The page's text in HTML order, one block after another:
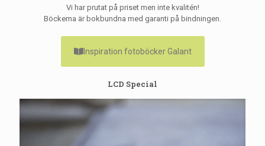
Vi har prutat på priset men inte kvalitén!
Böckerna är bokbundna med garanti på bindningen.
Inspiration fotoböcker Galant
LCD Special